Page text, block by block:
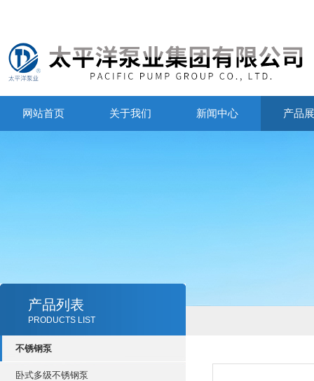
网站首页 关于我们 新闻中心 产品
产品列表
PRODUCTS LIST
不锈钢泵
卧式多级不锈钢泵